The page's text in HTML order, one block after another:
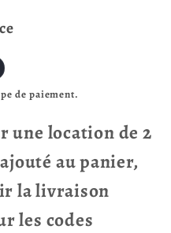
de paiement.
une location de 2
au panier,
la livraison
les codes